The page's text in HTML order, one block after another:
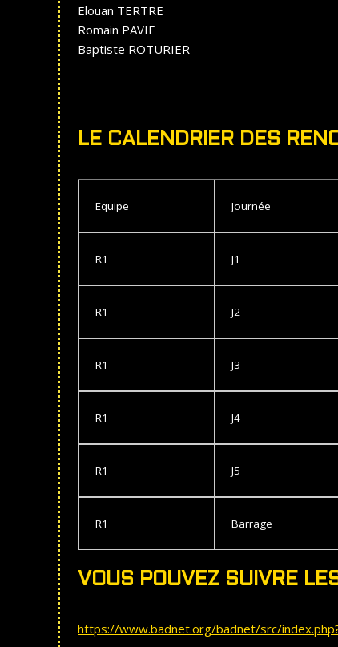
Elouan TERTRE
Romain PAVIE
Baptiste ROTURIER
LE CALENDRIER DES
Equipe Journée
R1 J1
R1 J2
R1 J3
R1 J4
R1 J5
R1 Barrage
VOUS POUVEZ SUIVRE
https://www.badnet.org/badnet/src/